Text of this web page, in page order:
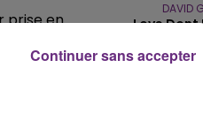
prise en
assurée
DAVID
Love Dont
A
Continuer sans accepter